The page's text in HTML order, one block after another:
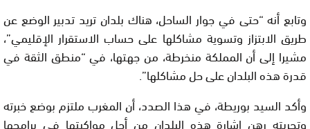
وتابع أنه “حتى في جوار الساحل، هناك بلدان تريد تدبير الوضع عن
طريق الابتزاز وتسوية مشاكلها على حساب الاستقرار الإقليمي”،
مشيرا إلى أن المملكة منخرطة، من جهتها، في “منطق الثقة في
قدرة هذه البلدان على حل مشاكلها”.
وأكد السيد بوريطة، في هذا الصدد، أن المغرب ملتزم بوضع خبرته
وتجربته رهن إشارة هذه البلدان من أجل مواكبتها في برامجها